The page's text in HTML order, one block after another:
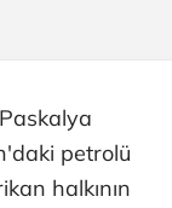
petrolü
halkının